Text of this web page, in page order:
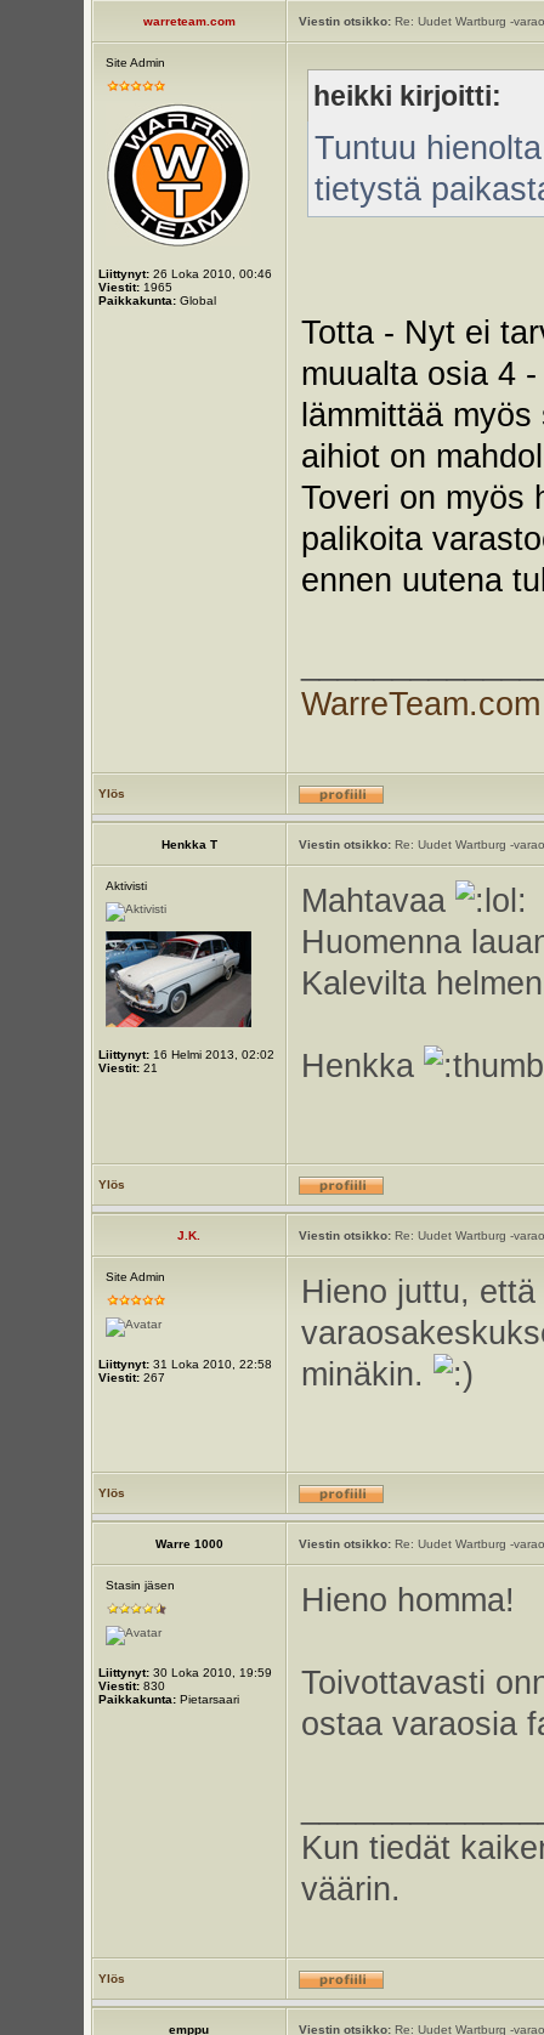
warreteam.com Viestin otsikko:Re: Uudet Wartburg -
Site Admin
Liittynyt:26 Loka 2010, 00:46
Viestit:1965
Paikkakunta:Global
heikki kirjoitti:
Tuntuu
tietystä
Totta - Nyt ei
muualta osia 4
lämmittää
aihiot on
Toveri on myös
palikoita
ennen uutena
WarreTeam.com
Ylös
Henkka T Viestin otsikko:Re: Uudet Wartburg -
Aktivisti
Liittynyt:16 Helmi 2013, 02:02
Viestit:21
Mahtavaa
Huomenna
Kalevilta
Henkka
Ylös
J.K. Viestin otsikko:Re: Uudet Wartburg -
Site Admin
Liittynyt:31 Loka 2010, 22:58
Viestit:267
Hieno juttu,
minäkin.
Ylös
Warre 1000 Viestin otsikko:Re: Uudet Wartburg -
Stasin jäsen
Liittynyt:30 Loka 2010, 19:59
Viestit:830
Paikkakunta:Pietarsaari
Hieno homma!
Toivottavasti
ostaa varaosia
Kun tiedät
väärin.
Ylös
emppu Viestin otsikko:Re: Uudet Wartburg -